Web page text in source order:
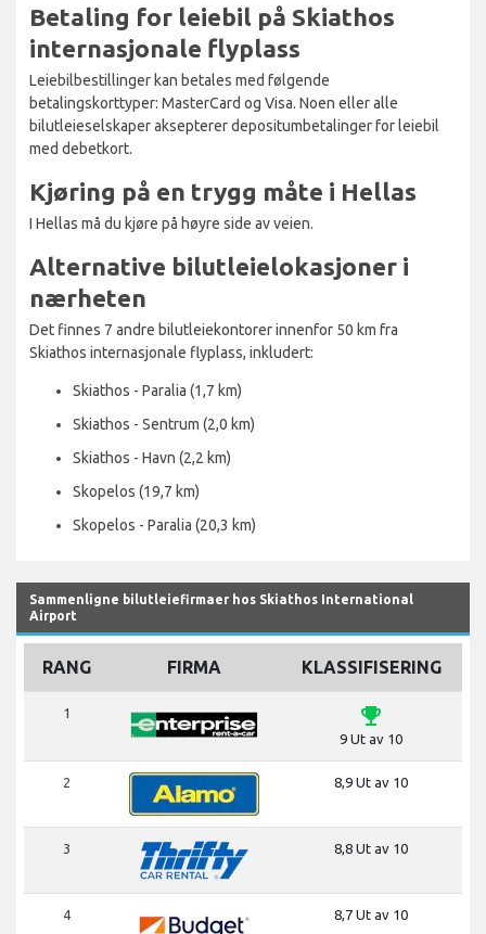
Betaling for leiebil på Skiathos
internasjonale flyplass
Leiebilbestillinger kan betales med følgende
betalingskorttyper: MasterCard og Visa. Noen eller alle
bilutleieselskaper aksepterer depositumbetalinger for leiebil
med debetkort.
Kjøring på en trygg måte i Hellas
I Hellas må du kjøre på høyre side av veien.
Alternative bilutleielokasjoner i
nærheten
Det finnes 7 andre bilutleiekontorer innenfor 50 km fra
Skiathos internasjonale flyplass, inkludert:
Skiathos - Paralia (1,7 km)
Skiathos - Sentrum (2,0 km)
Skiathos - Havn (2,2 km)
Skopelos (19,7 km)
Skopelos - Paralia (20,3 km)
Sammenligne bilutleiefirmaer hos Skiathos International
Airport
RANG FIRMA KLASSIFISERING
1 emoji_events
9 Ut av 10
2 8,9 Ut av 10
3 8,8 Ut av 10
4 8,7 Ut av 10